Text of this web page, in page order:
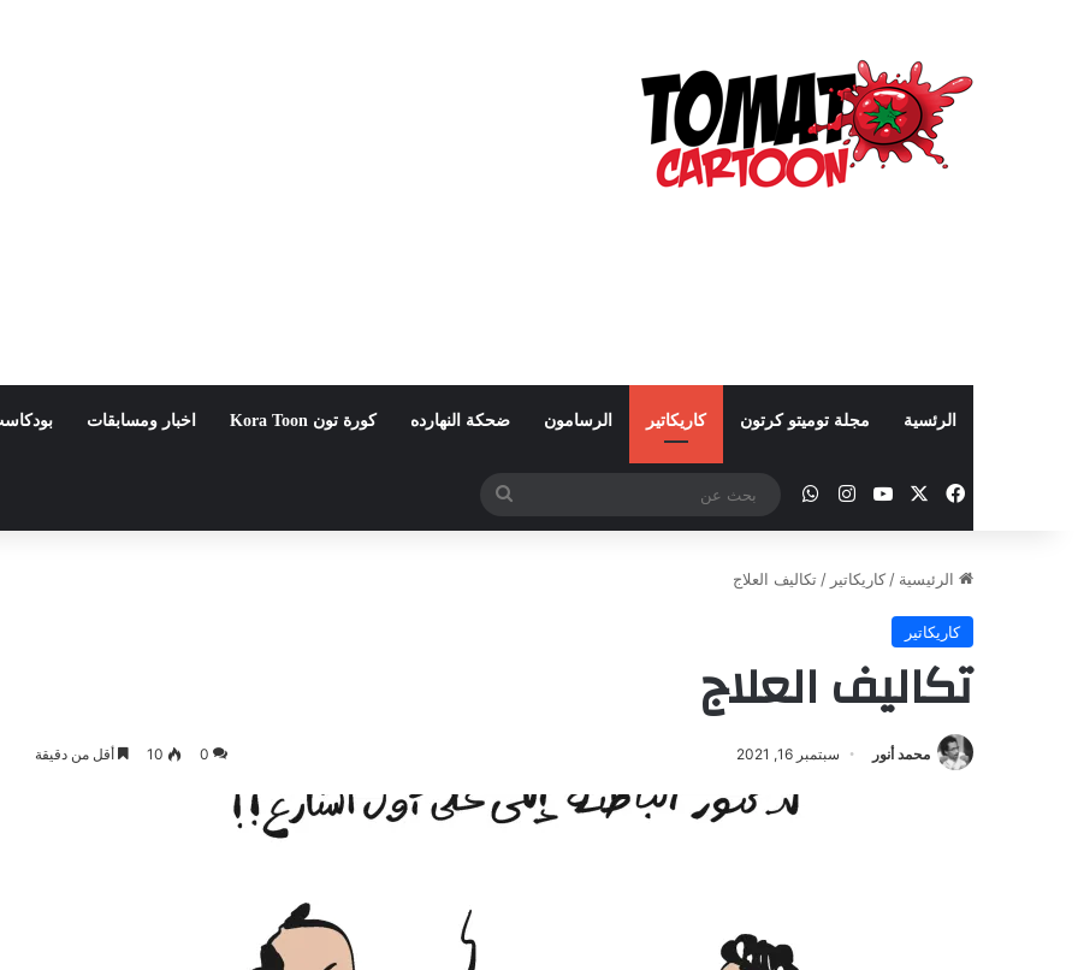
الرئسية مجلة توميتو كرتون كاريكاتير الرسامون ضحكة النهارده كورة تون Kora Toon اخبار ومسابقات
فيسبوك ‫YouTube
انستقرامواتساب
بحث
عن
الرئيسية / كاريكاتير / تكاليف العلاج
كاريكاتير
تكاليف العلاج
محمد أنور سبتمبر 16, 2021 0
10 أقل من دقيقة